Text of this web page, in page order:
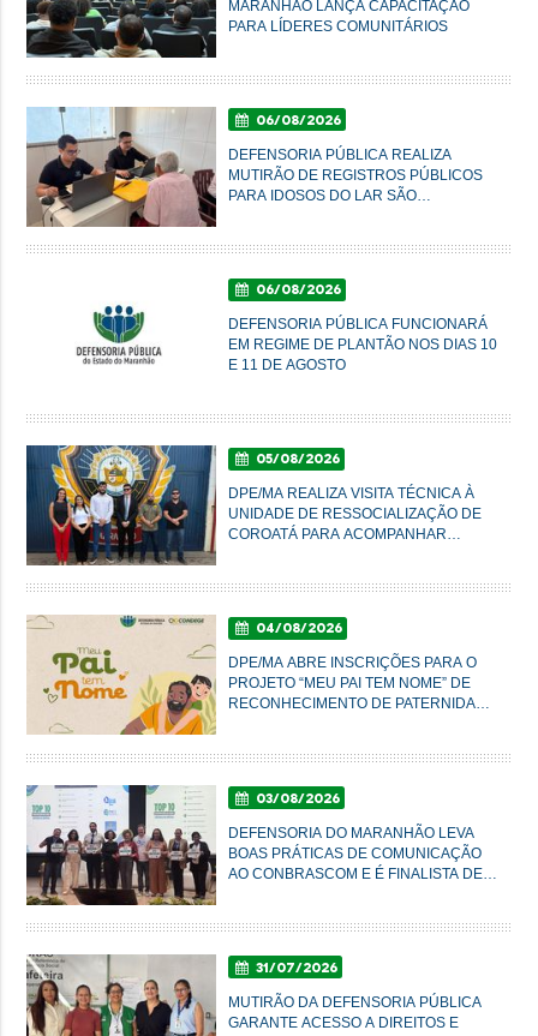
MARANHÃO LANÇA CAPACITAÇÃO
PARA LÍDERES COMUNITÁRIOS
06/08/2026
DEFENSORIA PÚBLICA REALIZA
MUTIRÃO DE REGISTROS PÚBLICOS
PARA IDOSOS DO LAR SÃO
06/08/2026
DEFENSORIA PÚBLICA FUNCIONARÁ
EM REGIME DE PLANTÃO NOS DIAS 10
E 11 DE AGOSTO
05/08/2026
DPE/MA REALIZA VISITA TÉCNICA À
UNIDADE DE RESSOCIALIZAÇÃO DE
COROATÁ PARA ACOMPANHAR
04/08/2026
DPE/MA ABRE INSCRIÇÕES PARA O
PROJETO “MEU PAI TEM NOME” DE
RECONHECIMENTO DE PATERNIDADE
03/08/2026
DEFENSORIA DO MARANHÃO LEVA
BOAS PRÁTICAS DE COMUNICAÇÃO
AO CONBRASCOM E É FINALISTA DE
31/07/2026
MUTIRÃO DA DEFENSORIA PÚBLICA
GARANTE ACESSO A DIREITOS E